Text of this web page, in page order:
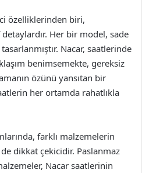
özelliklerinden biri,
detaylardır. Her bir model, sade
Nacar, saatlerinde
benimsemekte, gereksiz
özünü yansıtan bir
her ortamda rahatlıkla
farklı malzemelerin
dikkat çekicidir. Paslanmaz
Nacar saatlerinin